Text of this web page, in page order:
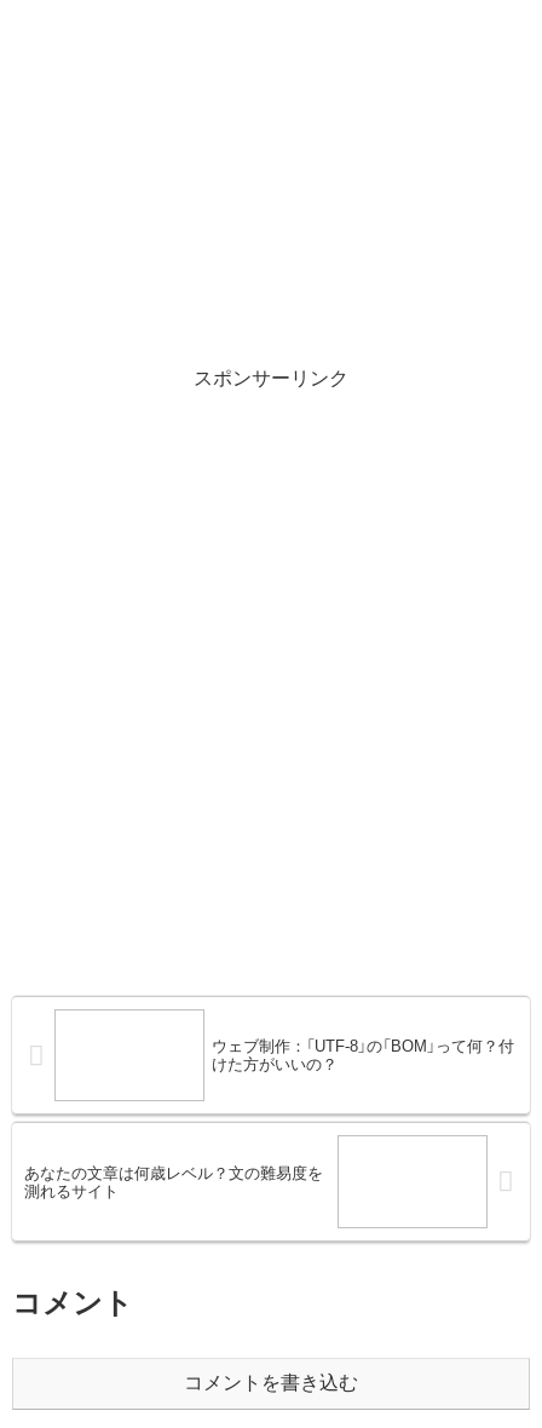
スポンサーリンク
ウェブ制作：「UTF-8」の「BOM」って何？付
けた方がいいの？
あなたの文章は何歳レベル？文の難易度を
測れるサイト
コメント
コメントを書き込む